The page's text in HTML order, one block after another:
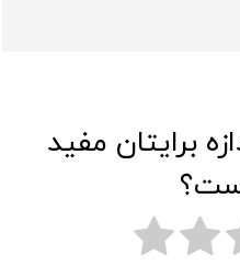
برایتان مفید